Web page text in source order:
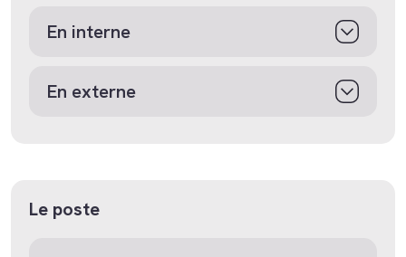
En interne
En externe
Le poste